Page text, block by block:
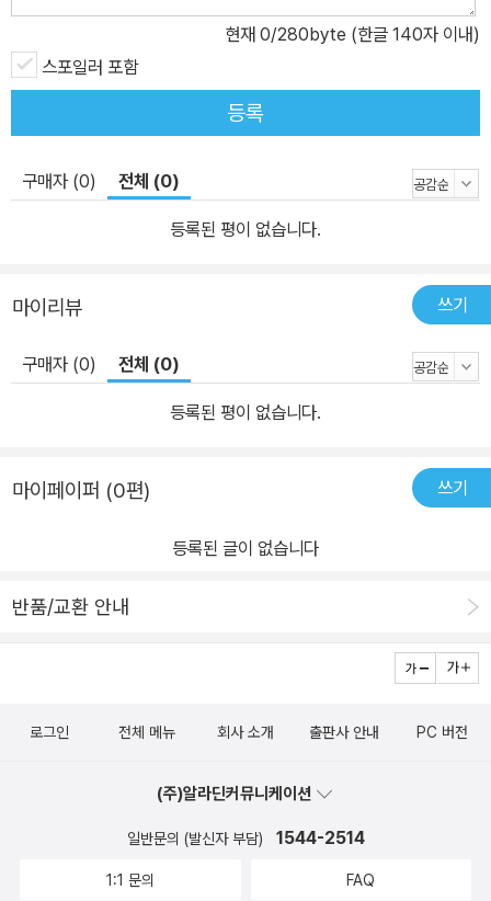
현재 0/280byte (한글 140자 이내)
스포일러 포함
등록
구매자 (0) 전체 (0)
등록된 평이 없습니다.
마이리뷰 쓰기
구매자 (0) 전체 (0)
등록된 평이 없습니다.
마이페이퍼 (0편) 쓰기
등록된 글이 없습니다
반품/교환 안내
로그인 전체 메뉴 회사 소개 출판사 안내 PC 버전
(주)알라딘커뮤니케이션
일반문의 (발신자 부담) 1544-2514
1:1 문의 FAQ